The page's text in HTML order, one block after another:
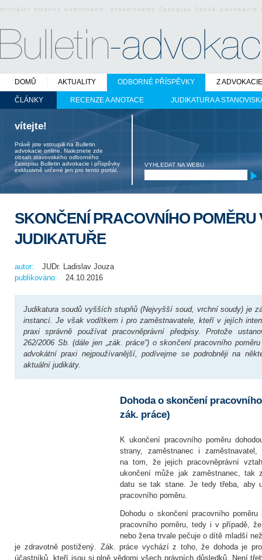
oficiální stránky odborného právnického časopisu české
DOMŮ AKTUALITY ODBORNÉ PŘÍSPĚVKY
ČLÁNKY RECENZE A ANOTACE JUDIKATURA A
Z ADVOKACIE
vítejte!
Právě jste vstoupili na Bulletin
advokacie online. Naleznete zde
obsah stavovského odborného
časopisu Bulletin advokacie i příspěvky
exklusivně určené jen pro tento portál.
VYHLEDAT NA WEBU
SKONČENÍ PRACOVNÍHO POMĚRU
JUDIKATUŘE
autor:
JUDr. Ladislav Jouza
publikováno:
24.10.2016
Judikatura soudů vyšších stupňů (Nejvyšší soud, vrchní soudy) je
instancí. Je však vodítkem i pro zaměstnavatele, kteří v jejích
praxi správně používat pracovněprávní předpisy. Protože
262/2006 Sb. (dále jen „zák. práce“) o skončení pracovního
advokátní praxi nejpoužívanější, podívejme se podrobněji na
aktuální judikáty.
Dohoda o skončení
zák. práce)
K ukončení pracovního poměru
strany, zaměstnanec i zaměstnavatel,
na tom, že jejich pracovněprávní
ukončení může jak zaměstnanec, tak
datu se tak stane. Je tedy třeba, aby
pracovního poměru.
Dohodu o skončení pracovního
pracovního poměru, tedy i v případě,
nebo žena trvale pečuje o dítě mladší
je zdravotně postižený. Zák. práce vychází z toho, že dohoda je
účastníků, kteří jsou si plně vědomi všech právních důsledků. Není